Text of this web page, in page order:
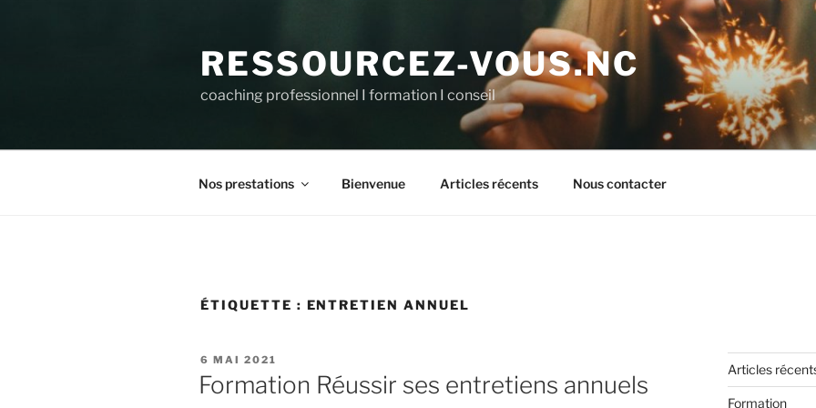
RESSOURCEZ-VOUS.NC
coaching professionnel I formation I conseil
Nos prestations Bienvenue Articles récents Nous contacter
ÉTIQUETTE : ENTRETIEN ANNUEL
PUBLIÉ
LE
6 MAI 2021
Formation Réussir ses entretiens annuels
Articles
Formation